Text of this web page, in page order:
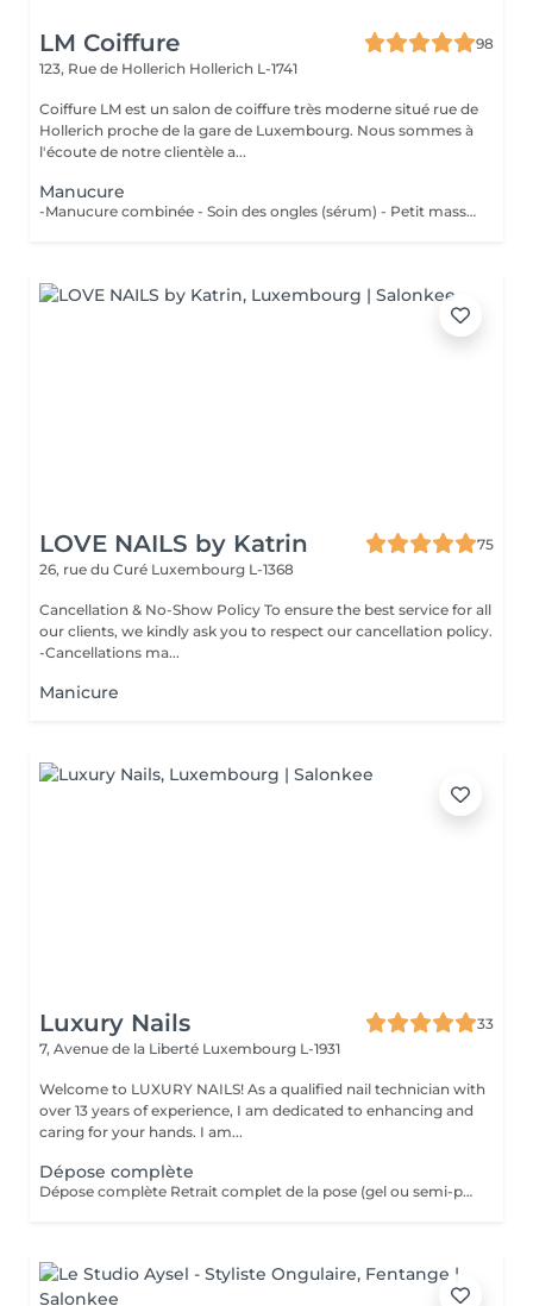
LM Coiffure
98
123, Rue de Hollerich Hollerich L-1741
Coiffure LM est un salon de coiffure très moderne situé rue de
Hollerich proche de la gare de Luxembourg. Nous sommes à
l'écoute de notre clientèle a...
Manucure
-Manucure combinée - Soin des ongles (sérum) - Petit massage
LOVE NAILS by Katrin
75
26, rue du Curé Luxembourg L-1368
Cancellation & No-Show Policy To ensure the best service for all
our clients, we kindly ask you to respect our cancellation policy.
-Cancellations ma...
Manicure
Luxury Nails
33
7, Avenue de la Liberté Luxembourg L-1931
Welcome to LUXURY NAILS! As a qualified nail technician with
over 13 years of experience, I am dedicated to enhancing and
caring for your hands. I am...
Dépose complète
Dépose complète Retrait complet de la pose (gel ou semi-permanent) afin de retrouver vos ongles naturels, sans repose de produit. Cette prestation n'est pas réservable en ligne. Elle est réservée uniquement aux poses réalisées par mes soins. Je n'effectue pas de dépose sur des poses réalisées par une autre prothésiste ongulaire.